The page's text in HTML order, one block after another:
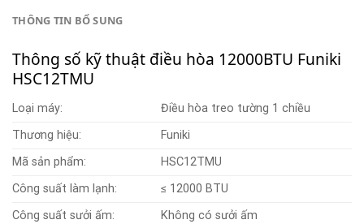
THÔNG TIN BỔ SUNG
Thông số kỹ thuật điều hòa 12000BTU Funiki
HSC12TMU
Loại máy:
Điều hòa treo tường 1 chiều
Thương hiệu:
Funiki
Mã sản phẩm:
HSC12TMU
Công suất làm lạnh:
≤ 12000 BTU
Công suất sưởi ấm:
Không có sưởi ấm